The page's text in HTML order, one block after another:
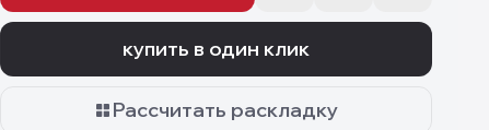
купить в один клик
Рассчитать раскладку